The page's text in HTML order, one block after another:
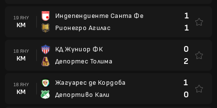
19 ЯНУ
КМ
Индепендиенте Санта Фе
Рионегро Агилас
1
1
18 ЯНУ
КМ
КД Жуниор ФК
Депортес Толима
0
2
18 ЯНУ
КМ
Жагуарес де Кордоба
Депортиво Кали
1
0